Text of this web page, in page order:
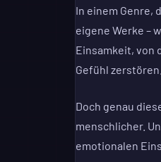
In einem Genre,
eigene Werke –
Einsamkeit, von
Gefühl zerstören.
Doch genau
menschlicher.
emotionalen